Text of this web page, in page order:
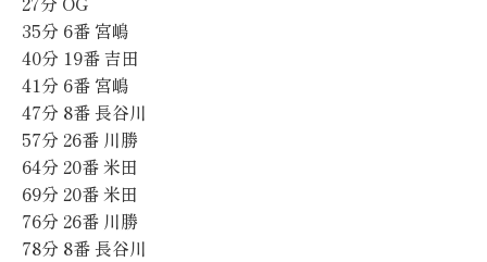
35分 6番宮嶋
40分 19番吉田
41分 6番宮嶋
47分 8番長谷川
57分 26番 川勝
64分 20番米田
69分 20番米田
76分 26番 川勝
78分 8番長谷川